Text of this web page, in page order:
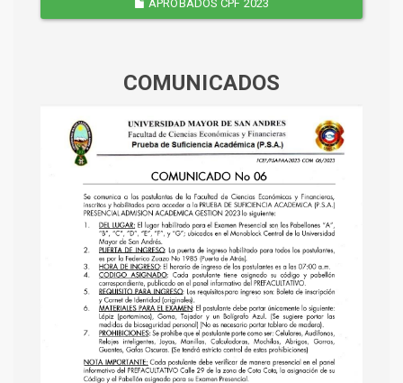
APROBADOS CPF 2023
COMUNICADOS